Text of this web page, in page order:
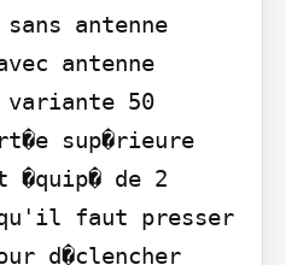
antenne
antenne
variante 50
sup�rieure
�quip� de 2
qu'il faut presser
d�clencher